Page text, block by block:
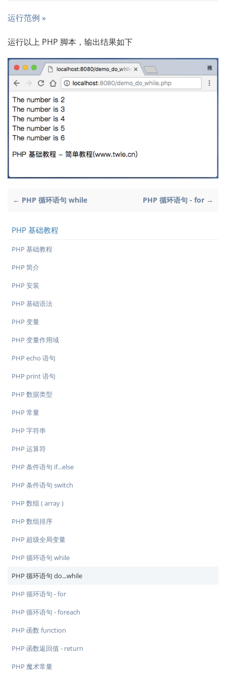
运行范例 »
运行以上 PHP 脚本，输出结果如下
← PHP 循环语句 while PHP 循环语句 - for →
PHP 基础教程
PHP 基础教程
PHP 简介
PHP 安装
PHP 基础语法
PHP 变量
PHP 变量作用域
PHP echo 语句
PHP print 语句
PHP 数据类型
PHP 常量
PHP 字符串
PHP 运算符
PHP 条件语句 if...else
PHP 条件语句 switch
PHP 数组 ( array )
PHP 数组排序
PHP 超级全局变量
PHP 循环语句 while
PHP 循环语句 do...while
PHP 循环语句 - for
PHP 循环语句 - foreach
PHP 函数 function
PHP 函数返回值 - return
PHP 魔术常量